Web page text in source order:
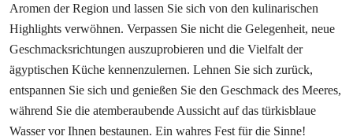
Aromen der Region und lassen Sie sich von den kulinarischen
Highlights verwöhnen. Verpassen Sie nicht die Gelegenheit, neue
Geschmacksrichtungen auszuprobieren und die Vielfalt der
ägyptischen Küche kennenzulernen. Lehnen Sie sich zurück,
entspannen Sie sich und genießen Sie den Geschmack des Meeres,
während Sie die atemberaubende Aussicht auf das türkisblaue
Wasser vor Ihnen bestaunen. Ein wahres Fest für die Sinne!